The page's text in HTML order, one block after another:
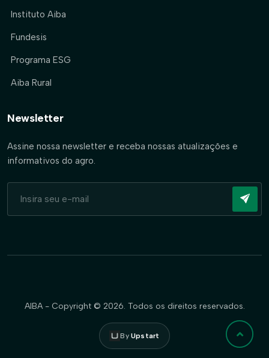
Instituto Aiba
Fundesis
Programa ESG
Aiba Rural
Newsletter
Assine nossa newsletter e receba nossas atualizações e
informativos do agro.
AIBA - Copyright © 2026. Todos os direitos reservados.
ByUpstart